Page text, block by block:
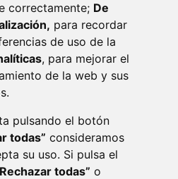
correctamente; De
para recordar
de uso de la
, para mejorar el
de la web y sus
pulsando el botón
todas” consideramos
su uso. Si pulsa el
todas” o
- ARAGÓN (ESPAÑA)
400 700 ·
monzon.es
LEGAL
DE DATOS
DE COOKIES